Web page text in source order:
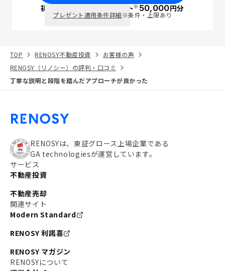
初回面談で ポイント※50,000円分
プレゼント適用条件詳細※条件・上限あり
TOP RENOSY不動産投資
お客様の声
RENOSY（リノシー）の評判・口コミ
丁寧な説明と段階を踏んだアプローチが良かった
RENOSYは、東証グロース上場企業である
GA technologiesが運営しています。
サービス
不動産投資
不動産売却
関連サイト
Modern Standard
RENOSY 利諾喜
RENOSY マガジン
RENOSYについて